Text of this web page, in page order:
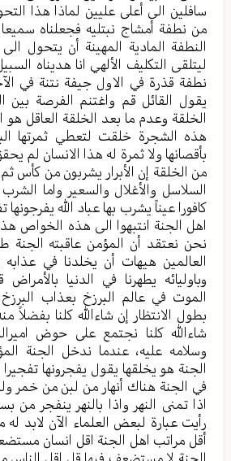
سافلين الى أعلى عليين لماذا هذا
من نطفة أمشاج نبتليه فجعلناه
النطفة المادية المهينة أن يتحول
ليتلقى التكليف الألهي انا هديناه
نطفة قذرة في الاول جيفة نتنة في
يقول القائل قم واغتنم الفرصة بين
الخلقة وعدم ما بعد الخلقة العاقل هو
هذه الشجرة خلقت لتعطي ثمرتها
بأقصانها ولا ثمرة له هذا الانسان لم
من الخلقة إن الأبرار يشربون من كأس
السلاسل والأغلال والسعير واما
كافورا عيناً يشرب بها عباد الله
اهل الجنة انتبهوا الى هذه الخواص
نحن نعتقد أن المؤمن عاقبته الجنة
العالمين هيهات أن يخلدنا في عذابه
وباوليائه يطهرنا في الدنيا
الموت في عالم البرزخ بعذاب
بطول الانتظار إن شاءالله كلنا بفضلاً
شاءالله كلنا نجتمع على حوض
وسلامه عليه، عندما ندخل الجنة
الجنة هو يخلقها يقول يفجرونها
في الجنة هناك أنهار من لبن من خمر
اذا تمنى النهر واذا بالنهر ينفجر من
رأيت عبارة لبعض العلماء الآن لابد
أقل مراتب اهل الجنة اقل انسان